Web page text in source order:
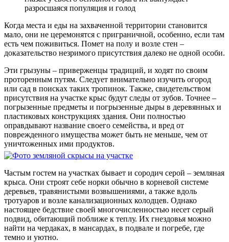
разросшаяся популяция и голод
Когда места и еды на захваченной территории становится
мало, они не церемонятся с приграничной, особенно, если там
есть чем поживиться. Помет на полу и возле стен –
доказательство незримого присутствия далеко не одной особи.
Эти грызуны – приверженцы традиций, и ходят по своим
проторенным путям. Следует внимательно изучить огород
или сад в поисках таких тропинок. Также, свидетельством
присутствия на участке крыс будут следы от зубов. Точнее –
погрызенные предметы и погрызенные дыры в деревянных и
пластиковых конструкциях здания. Они полностью
оправдывают название своего семейства, и вред от
поврежденного имущества может быть не меньше, чем от
уничтоженных ими продуктов.
Частым гостем на участках бывает и сородич серой – земляная
крыса. Они строят себе норки обычно в корневой системе
деревьев, травянистыми возвышениями, а также вдоль
тротуаров и возле канализационных колодцев. Однако
настоящее бедствие своей многочисленностью несет серый
подвид, обитающий поближе к теплу. Их гнездовья можно
найти на чердаках, в мансардах, в подвале и погребе, где
темно и уютно.